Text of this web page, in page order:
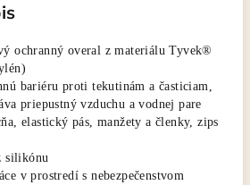
ochranný overal z materiálu Tyvek®
bariéru proti tekutinám a časticiam,
priepustný vzduchu a vodnej pare
elastický pás, manžety a členky, zips
silikónu
v prostredí s nebezpečenstvom